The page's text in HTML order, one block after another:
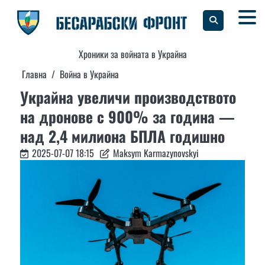
content
Хроники за войната в Украйна
Главна
Война в Украйна
Украйна увеличи производството
на дронове с 900% за година —
над 2,4 милиона БПЛА годишно
2025-07-07 18:15 Maksym Karmazynovskyi